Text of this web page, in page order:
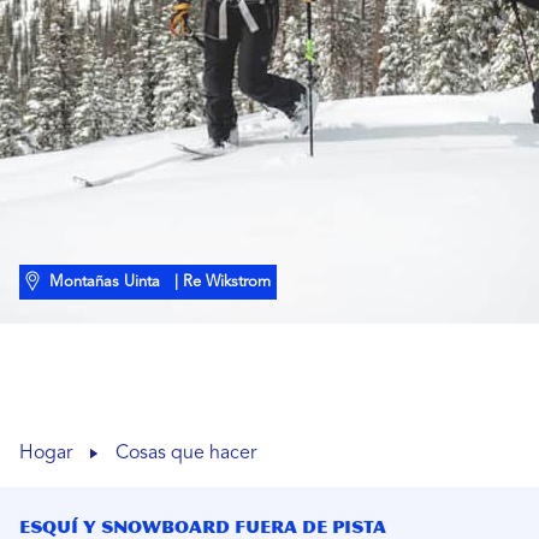
Montañas Uinta | Re Wikstrom
Hogar Cosas que hacer
Esquí y snowboard fuera de pista